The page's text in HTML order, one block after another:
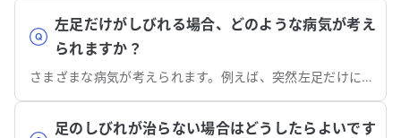
左足だけがしびれる場合、どのような病気が考え
られますか？
さまざまな病気が考えられます。例えば、突然左足だけにしびれが生じた場合、右側の脳の血管障害の可能性があります。
足のしびれが治らない場合はどうしたらよいです